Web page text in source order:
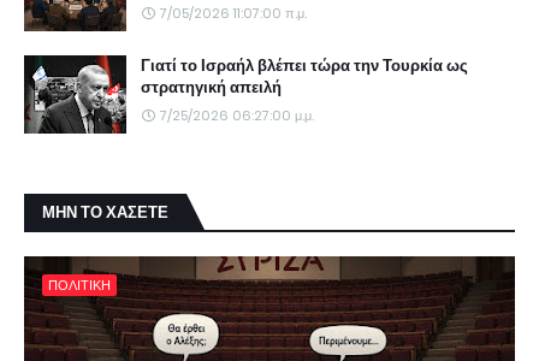
7/05/2026 11:07:00 π.μ.
Γιατί το Ισραήλ βλέπει τώρα την Τουρκία ως
στρατηγική απειλή
7/25/2026 06:27:00 μ.μ.
ΜΗΝ ΤΟ ΧΑΣΕΤΕ
ΠΟΛΙΤΙΚΗ